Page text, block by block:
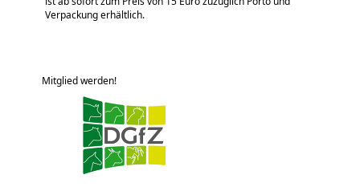
Verpackung erhältlich.
Mitglied werden!